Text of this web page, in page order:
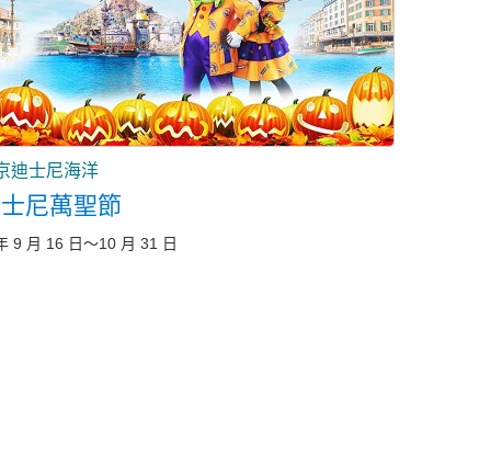
迪士尼海洋
尼萬聖節
9 月 16 日～10 月 31 日